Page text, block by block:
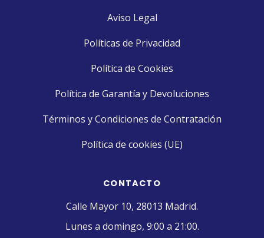
Aviso Legal
Políticas de Privacidad
Política de Cookies
Política de Garantía y Devoluciones
Términos y Condiciones de Contratación
Política de cookies (UE)
CONTACTO
Calle Mayor 10, 28013 Madrid.
Lunes a domingo, 9:00 a 21:00.